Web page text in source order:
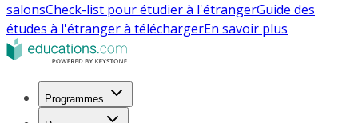
salonsCheck-list pour étudier à l'étrangerGuide des
études à l'étranger à téléchargerEn savoir plus
Programmes